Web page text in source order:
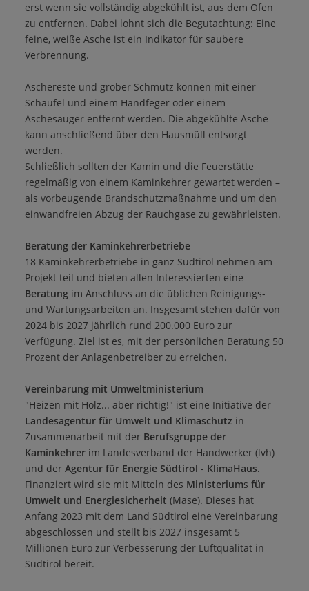
erst wenn sie vollständig abgekühlt ist, aus dem Ofen
zu entfernen. Dabei lohnt sich die Begutachtung: Eine
feine, weiße Asche ist ein Indikator für saubere
Verbrennung.
Aschereste und grober Schmutz können mit einer
Schaufel und einem Handfeger oder einem
Aschesauger entfernt werden. Die abgekühlte Asche
kann anschließend über den Hausmüll entsorgt
werden.
Schließlich sollten der Kamin und die Feuerstätte
regelmäßig von einem Kaminkehrer gewartet werden –
als vorbeugende Brandschutzmaßnahme und um den
einwandfreien Abzug der Rauchgase zu gewährleisten.
Beratung der Kaminkehrerbetriebe
18 Kaminkehrerbetriebe in ganz Südtirol nehmen am
Projekt teil und bieten allen Interessierten eine
Beratungim Anschluss an die üblichen Reinigungs-
und Wartungsarbeiten an. Insgesamt stehen dafür von
2024 bis 2027 jährlich rund 200.000 Euro zur
Verfügung. Ziel ist es, mit der persönlichen Beratung 50
Prozent der Anlagenbetreiber zu erreichen.
Vereinbarung mit Umweltministerium
"Heizen mit Holz... aber richtig!" ist eine Initiative der
Landesagentur für Umwelt und Klimaschutz in
Zusammenarbeit mit der Berufsgruppe der
Kaminkehrerim Landesverband der Handwerker (lvh)
und der Agentur für Energie Südtirol - KlimaHaus.
Finanziert wird sie mit Mitteln des Ministeriums für
Umwelt und Energiesicherheit (Mase). Dieses hat
Anfang 2023 mit dem Land Südtirol eine Vereinbarung
abgeschlossen und stellt bis 2027 insgesamt 5
Millionen Euro zur Verbesserung der Luftqualität in
Südtirol bereit.